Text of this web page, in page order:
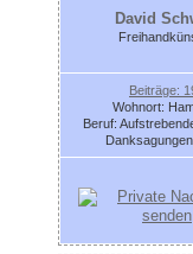
David
Beiträge:
Wohnort:
Beruf: